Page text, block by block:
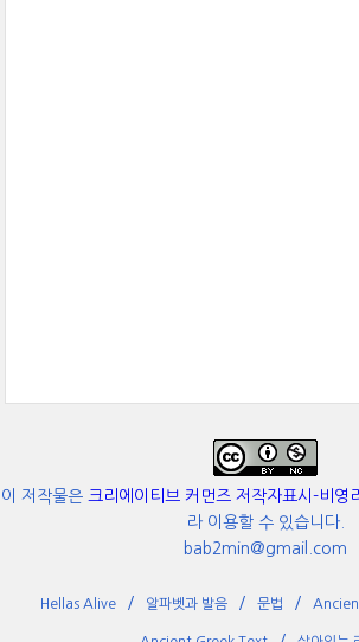
이 저작물은 크리에이티브 커먼즈 저작자표시-비영
라 이용할 수 있습니다.
bab2min@gmail.com
Hellas Alive 알파벳과 발음 문법